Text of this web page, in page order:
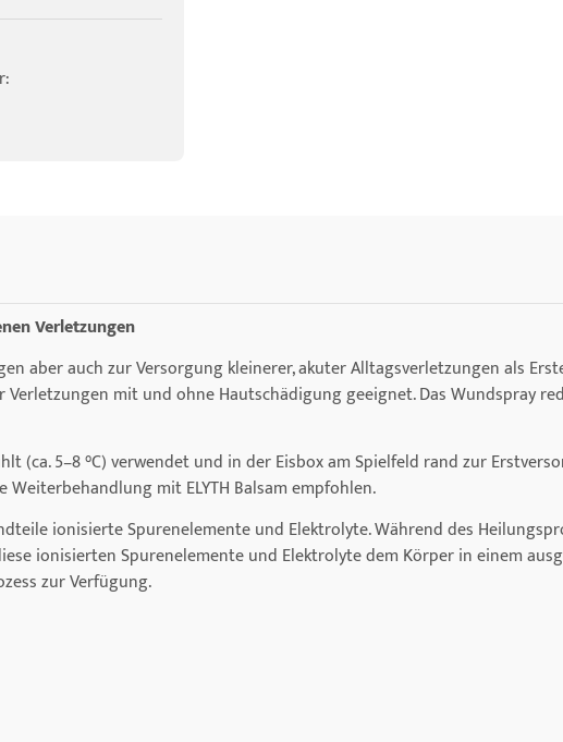
Verletzungen
aber auch zur Versorgung kleinerer, akuter Alltagsverletzungen als
mit und ohne Hautschädigung geeignet. Das Wundspray
(ca. 5–8 °C) verwendet und in der Eisbox am Spielfeld rand zur
mit ELYTH Balsam empfohlen.
ionisierte Spurenelemente und Elektrolyte. Während des
ionisierten Spurenelemente und Elektrolyte dem Körper in einem
zur Verfügung.